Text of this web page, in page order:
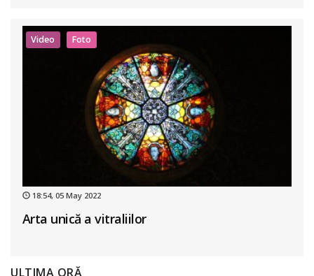
Video Foto
18:54, 05 May 2022
Arta unică a vitraliilor
ULTIMA ORĂ